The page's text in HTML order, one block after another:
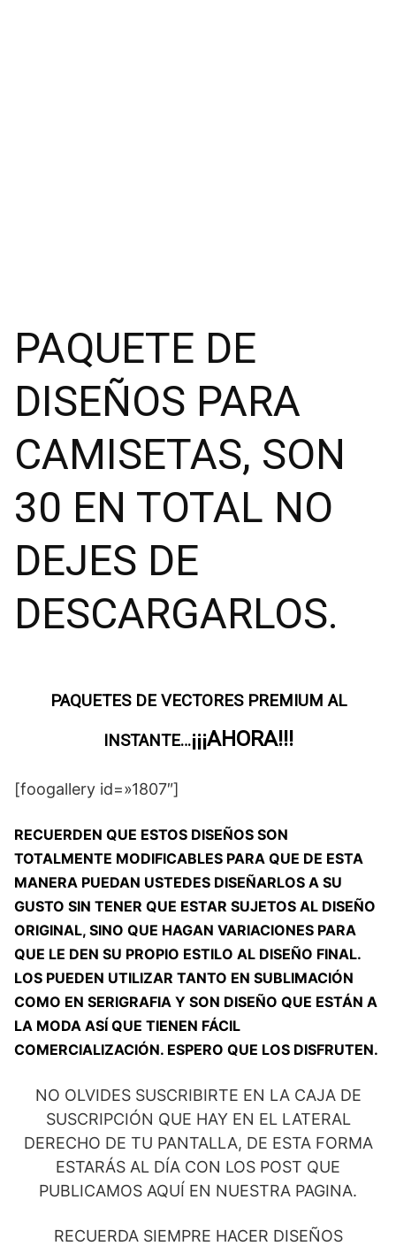
PAQUETE DE
DISEÑOS PARA
CAMISETAS, SON
30 EN TOTAL NO
DEJES DE
DESCARGARLOS.
PAQUETES DE VECTORES PREMIUM AL
INSTANTE…¡¡¡AHORA!!!
[foogallery id=»1807″]
RECUERDEN QUE ESTOS DISEÑOS SON
TOTALMENTE MODIFICABLES PARA QUE DE ESTA
MANERA PUEDAN USTEDES DISEÑARLOS A SU
GUSTO SIN TENER QUE ESTAR SUJETOS AL DISEÑO
ORIGINAL, SINO QUE HAGAN VARIACIONES PARA
QUE LE DEN SU PROPIO ESTILO AL DISEÑO FINAL.
LOS PUEDEN UTILIZAR TANTO EN SUBLIMACIÓN
COMO EN SERIGRAFIA Y SON DISEÑO QUE ESTÁN A
LA MODA ASÍ QUE TIENEN FÁCIL
COMERCIALIZACIÓN. ESPERO QUE LOS DISFRUTEN.
NO OLVIDES SUSCRIBIRTE EN LA CAJA DE
SUSCRIPCIÓN QUE HAY EN EL LATERAL
DERECHO DE TU PANTALLA, DE ESTA FORMA
ESTARÁS AL DÍA CON LOS POST QUE
PUBLICAMOS AQUÍ EN NUESTRA PAGINA.
RECUERDA SIEMPRE HACER DISEÑOS